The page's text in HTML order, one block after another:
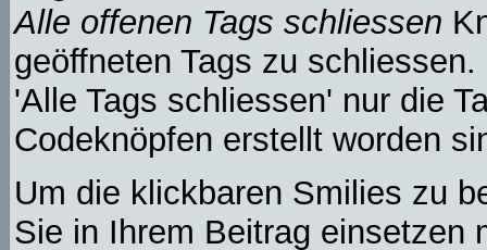
Alle offenen Tags schliessen
geöffneten Tags zu
'Alle Tags schliessen' nur die
Codeknöpfen erstellt worden
Um die klickbaren Smilies zu
Sie in Ihrem Beitrag